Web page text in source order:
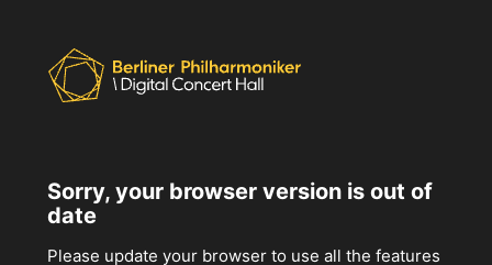
Sorry, your browser version is out of
date
Please update your browser to use all the features